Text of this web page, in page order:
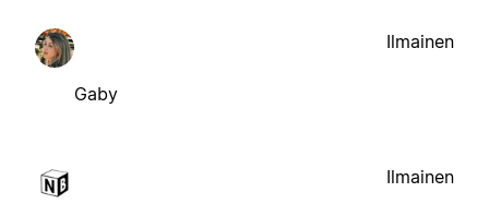
Gaby
Ilmainen
Ilmainen